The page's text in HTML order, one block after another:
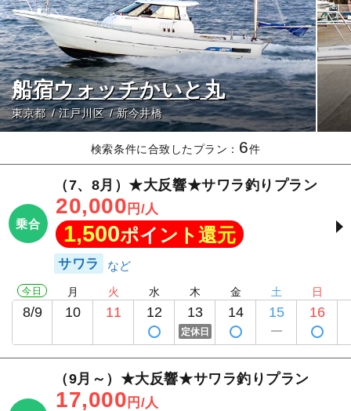
船宿ウォッチかいと丸
東京都 江戸川区 新今井橋
検索条件に合致したプラン： 6件
乗合
（7、8月）★大反響★サワラ釣りプラン
20,000 円/人
1,500ポイント還元
サワラ
今日
8/9
月
10
火
11
水
12
木
13
定休日
金
14
土
15
日
16
（9月～）★大反響★サワラ釣りプラン
17,000 円/人